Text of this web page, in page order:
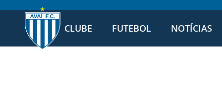
CLUBE FUTEBOL NOTÍCIAS